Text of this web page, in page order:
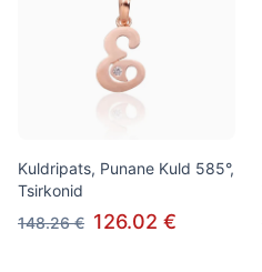
Kuldripats, Punane Kuld 585°,
Tsirkonid
148.26 € 126.02 €